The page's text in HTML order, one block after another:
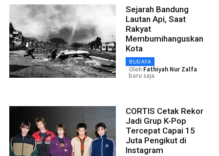
Sejarah Bandung
Lautan Api, Saat
Rakyat
Membumihanguskan
Kota
BUDAYA
Oleh Fathiyah Nur Zalfa
baru saja
CORTIS Cetak Rekor
Jadi Grup K-Pop
Tercepat Capai 15
Juta Pengikut di
Instagram